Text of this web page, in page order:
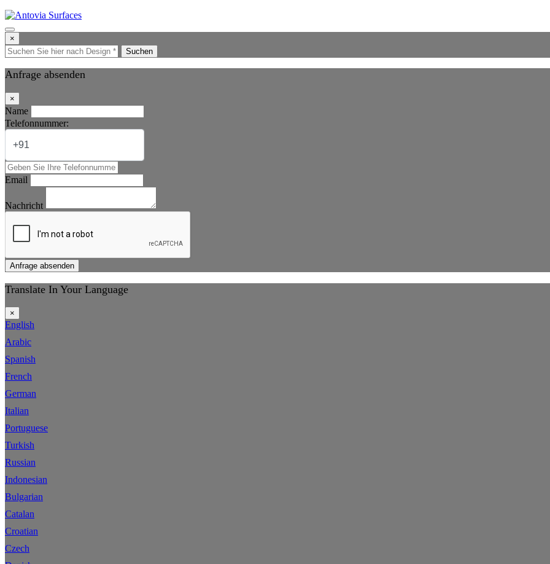
×
Suchen
Anfrage absenden
×
Name
Telefonnummer:
Email
Nachricht
Anfrage absenden
Translate In Your Language
×
English
Arabic
Spanish
French
German
Italian
Portuguese
Turkish
Russian
Indonesian
Bulgarian
Catalan
Croatian
Czech